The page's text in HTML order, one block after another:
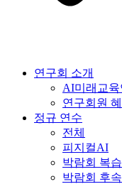
연구회 소개
AI미래교육
연구회원
정규 연수
전체
피지컬AI
박람회 복습
박람회 후속